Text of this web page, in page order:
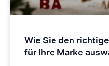
Wie Sie den
für Ihre Marke